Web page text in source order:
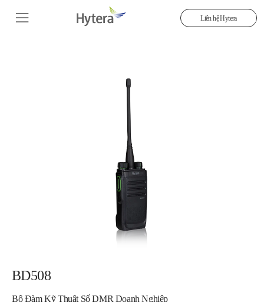
Liên hệ Hytera
BD508
Bộ Đàm Kỹ Thuật Số DMR Doanh Nghiệp